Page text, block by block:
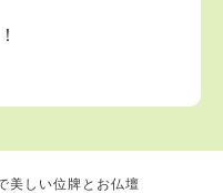
美しい位牌とお仏壇